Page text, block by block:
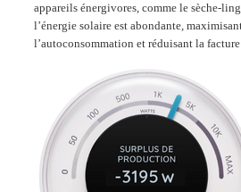
appareils énergivores, comme le sèche-
l’énergie solaire est abondante,
l’autoconsommation et réduisant la